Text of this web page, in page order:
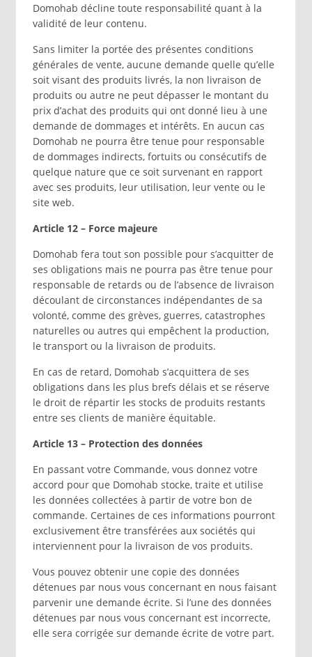
Domohab décline toute responsabilité quant à la
validité de leur contenu.
Sans limiter la portée des présentes conditions
générales de vente, aucune demande quelle qu’elle
soit visant des produits livrés, la non livraison de
produits ou autre ne peut dépasser le montant du
prix d’achat des produits qui ont donné lieu à une
demande de dommages et intérêts. En aucun cas
Domohab ne pourra être tenue pour responsable
de dommages indirects, fortuits ou consécutifs de
quelque nature que ce soit survenant en rapport
avec ses produits, leur utilisation, leur vente ou le
site web.
Article 12 – Force majeure
Domohab fera tout son possible pour s’acquitter de
ses obligations mais ne pourra pas être tenue pour
responsable de retards ou de l’absence de livraison
découlant de circonstances indépendantes de sa
volonté, comme des grèves, guerres, catastrophes
naturelles ou autres qui empêchent la production,
le transport ou la livraison de produits.
En cas de retard, Domohab s’acquittera de ses
obligations dans les plus brefs délais et se réserve
le droit de répartir les stocks de produits restants
entre ses clients de manière équitable.
Article 13 – Protection des données
En passant votre Commande, vous donnez votre
accord pour que Domohab stocke, traite et utilise
les données collectées à partir de votre bon de
commande. Certaines de ces informations pourront
exclusivement être transférées aux sociétés qui
interviennent pour la livraison de vos produits.
Vous pouvez obtenir une copie des données
détenues par nous vous concernant en nous faisant
parvenir une demande écrite. Si l’une des données
détenues par nous vous concernant est incorrecte,
elle sera corrigée sur demande écrite de votre part.